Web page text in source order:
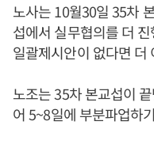
노사는 10월30일 35차
섭에서 실무협의를 더
일괄제시안이 없다면 더
노조는 35차 본교섭이
어 5~8일에 부분파업하